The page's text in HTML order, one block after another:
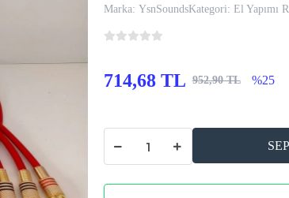
Marka: YsnSoundsKategori: El Yapımı
714,68 TL 952,90 TL %25